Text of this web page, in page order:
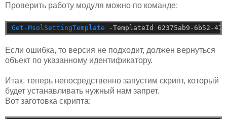
Проверить работу модуля можно по команде:
Get-MsolSettingTemplate -TemplateId 62375ab9-6b52-
Если ошибка, то версия не подходит, должен вернуться
объект по указанному идентификатору.
Итак, теперь непосредственно запустим скрипт, который
будет устанавливать нужный нам запрет.
Вот заготовка скрипта: